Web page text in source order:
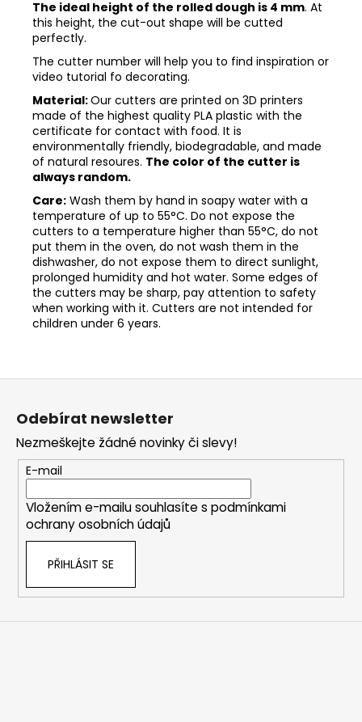
The ideal height of the rolled dough is 4 mm. At
this height, the cut-out shape will be cutted
perfectly.
The cutter number will help you to find inspiration or
video tutorial fo decorating.
Material:Our cutters are printed on 3D printers
made of the highest quality PLA plastic with the
certificate for contact with food. It is
environmentally friendly, biodegradable, and made
of natural resoures. The color of the cutter is
always random.
Care: Wash them by hand in soapy water with a
temperature of up to 55°C. Do not expose the
cutters to a temperature higher than 55°C, do not
put them in the oven, do not wash them in the
dishwasher, do not expose them to direct sunlight,
prolonged humidity and hot water. Some edges of
the cutters may be sharp, pay attention to safety
when working with it. Cutters are not intended for
children under 6 years.
Z
Odebírat newsletter
Nezmeškejte žádné novinky či slevy!
E-mail
Vložením e-mailu souhlasíte s podmínkami
ochrany osobních údajů
PŘIHLÁSIT SE